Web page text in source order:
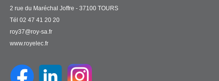
2 rue du Maréchal Joffre - 37100 TOURS
Tél 02 47 41 20 20
roy37@roy-sa.fr
www.royelec.fr